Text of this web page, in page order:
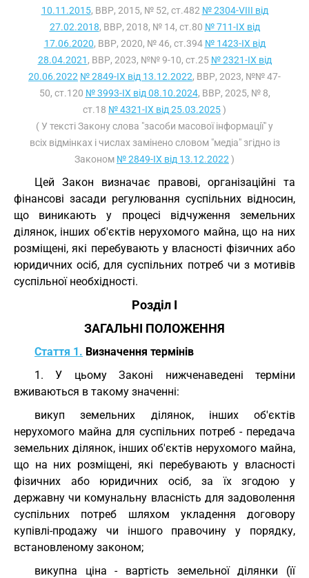
10.11.2015, ВВР, 2015, № 52, ст.482 № 2304-VIII від
27.02.2018, ВВР, 2018, № 14, ст.80 № 711-IX від
17.06.2020, ВВР, 2020, № 46, ст.394 № 1423-IX від
28.04.2021 , ВВР, 2023, №№ 9-10, ст.25 № 2321-IX від
20.06.2022 № 2849-IX від 13.12.2022, ВВР, 2023, №№ 47-
50, ст.120 № 3993-IX від 08.10.2024, ВВР, 2025, № 8,
ст.18 № 4321-IX від 25.03.2025)
( У тексті Закону слова "засоби масової інформації" у
всіх відмінках і числах замінено словом "медіа" згідно із
Законом № 2849-IX від 13.12.2022 )
Цей Закон визначає правові, організаційні та
фінансові засади регулювання суспільних відносин,
що виникають у процесі відчуження земельних
ділянок, інших об'єктів нерухомого майна, що на них
розміщені, які перебувають у власності фізичних або
юридичних осіб, для суспільних потреб чи з мотивів
суспільної необхідності.
Розділ I
ЗАГАЛЬНІ ПОЛОЖЕННЯ
Стаття 1. Визначення термінів
1. У цьому Законі нижченаведені терміни
вживаються в такому значенні:
викуп земельних ділянок, інших об'єктів
нерухомого майна для суспільних потреб - передача
земельних ділянок, інших об'єктів нерухомого майна,
що на них розміщені, які перебувають у власності
фізичних або юридичних осіб, за їх згодою у
державну чи комунальну власність для задоволення
суспільних потреб шляхом укладення договору
купівлі-продажу чи іншого правочину у порядку,
встановленому законом;
викупна ціна - вартість земельної ділянки (її